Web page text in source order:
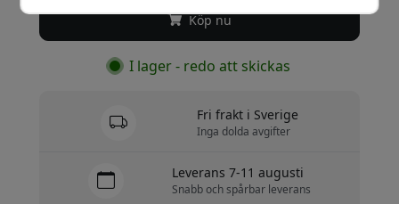
Köp nu
I lager - redo att skickas
Fri frakt i Sverige
Inga dolda avgifter
Leverans 7-11 augusti
Snabb och spårbar leverans